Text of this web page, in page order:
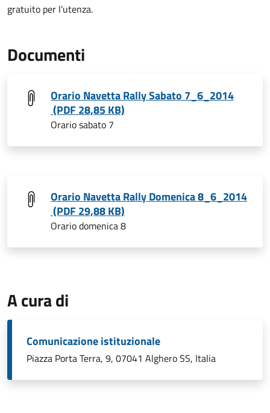
gratuito per l’utenza.
Documenti
Orario Navetta Rally Sabato 7_6_2014
(PDF 28,85 KB)
Orario sabato 7
Orario Navetta Rally Domenica 8_6_2014
(PDF 29,88 KB)
Orario domenica 8
A cura di
Comunicazione istituzionale
Piazza Porta Terra, 9, 07041 Alghero SS, Italia